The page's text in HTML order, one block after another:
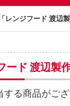
可愛いです
videa hazug
ch%E1%BA%A5n
SEA LINE
「レンジフード 渡辺
ード 渡辺製
する商品がござ